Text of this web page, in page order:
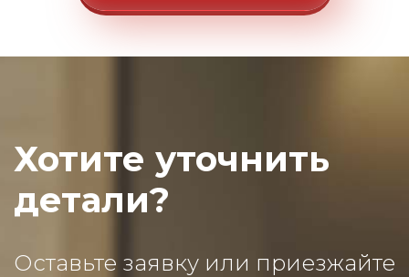
Хотите уточнить
детали?
Оставьте заявку или приезжайте